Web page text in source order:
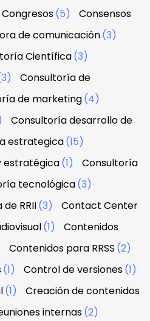
Congresos(5)
Consensos
de comunicación(3)
Científica(3)
Consultoría de
de marketing(4)
Consultoría desarrollo de
estrategica(15)
estratégica(1)
Consultoría
tecnológica(3)
RRII(3)
Contact Center
(1)
Contenidos
Contenidos para RRSS (2)
(1) Control de versiones(1)
(1)
Creación de contenidos
internas(2)